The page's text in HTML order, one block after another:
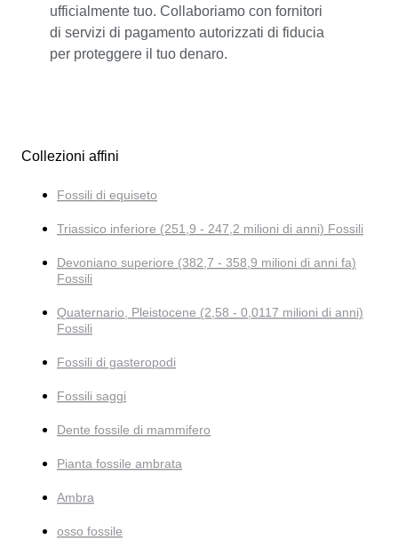
ufficialmente tuo. Collaboriamo con fornitori
di servizi di pagamento autorizzati di fiducia
per proteggere il tuo denaro.
Collezioni affini
Fossili di equiseto
Triassico inferiore (251,9 - 247,2 milioni di anni) Fossili
Devoniano superiore (382,7 - 358,9 milioni di anni fa)
Fossili
Quaternario, Pleistocene (2,58 - 0,0117 milioni di anni)
Fossili
Fossili di gasteropodi
Fossili saggi
Dente fossile di mammifero
Pianta fossile ambrata
Ambra
osso fossile